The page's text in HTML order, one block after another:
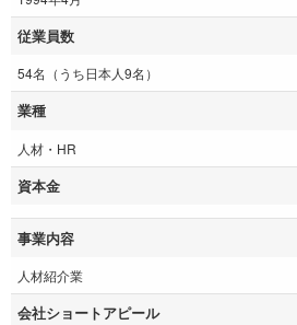
従業員数
54名（うち日本人9名）
業種
人材・HR
資本金
事業内容
人材紹介業
会社ショートアピール